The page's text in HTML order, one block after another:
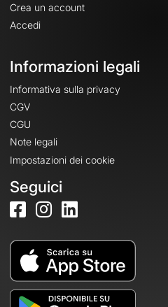
Crea un account
Accedi
Informazioni legali
Informativa sulla privacy
CGV
CGU
Note legali
Impostazioni dei cookie
Seguici